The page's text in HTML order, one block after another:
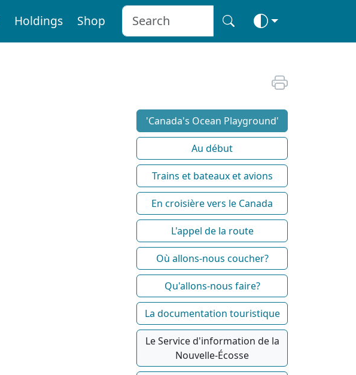
Holdings Shop
'Canada's Ocean Playground'
Au début
Trains et bateaux et avions
En croisière vers le Canada
L'appel de la route
Où allons-nous coucher?
Qu'allons-nous faire?
La documentation touristique
Le Service d'information de la
Nouvelle-Écosse